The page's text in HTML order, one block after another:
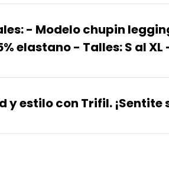
- Modelo chupin
elastano - Talles: S al XL
estilo con Trifil. ¡Sentite